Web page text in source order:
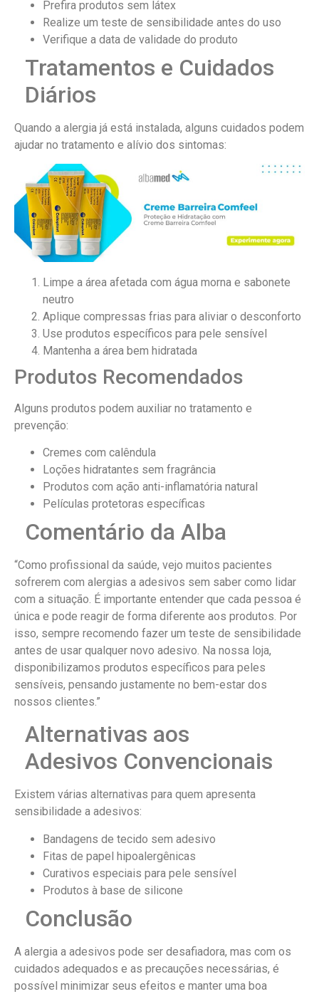
Prefira produtos sem látex
Realize um teste de sensibilidade antes do uso
Verifique a data de validade do produto
Tratamentos e Cuidados
Diários
Quando a alergia já está instalada, alguns cuidados podem
ajudar no tratamento e alívio dos sintomas:
Limpe a área afetada com água morna e sabonete
neutro
Aplique compressas frias para aliviar o desconforto
Use produtos específicos para pele sensível
Mantenha a área bem hidratada
Produtos Recomendados
Alguns produtos podem auxiliar no tratamento e
prevenção:
Cremes com calêndula
Loções hidratantes sem fragrância
Produtos com ação anti-inflamatória natural
Películas protetoras específicas
Comentário da Alba
“Como profissional da saúde, vejo muitos pacientes
sofrerem com alergias a adesivos sem saber como lidar
com a situação. É importante entender que cada pessoa é
única e pode reagir de forma diferente aos produtos. Por
isso, sempre recomendo fazer um teste de sensibilidade
antes de usar qualquer novo adesivo. Na nossa loja,
disponibilizamos produtos específicos para peles
sensíveis, pensando justamente no bem-estar dos
nossos clientes.”
Alternativas aos
Adesivos Convencionais
Existem várias alternativas para quem apresenta
sensibilidade a adesivos:
Bandagens de tecido sem adesivo
Fitas de papel hipoalergênicas
Curativos especiais para pele sensível
Produtos à base de silicone
Conclusão
A alergia a adesivos pode ser desafiadora, mas com os
cuidados adequados e as precauções necessárias, é
possível minimizar seus efeitos e manter uma boa